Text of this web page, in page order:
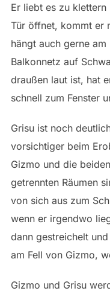
Er liebt es zu
Tür öffnet, kommt er
hängt auch gerne
Balkonnetz auf
draußen laut ist, hat
schnell zum Fenster
Grisu ist noch
vorsichtiger beim
Gizmo und die
getrennten Räumen
von sich aus zum
wenn er irgendwo
dann gestreichelt
am Fell von Gizmo,
Gizmo und Grisu